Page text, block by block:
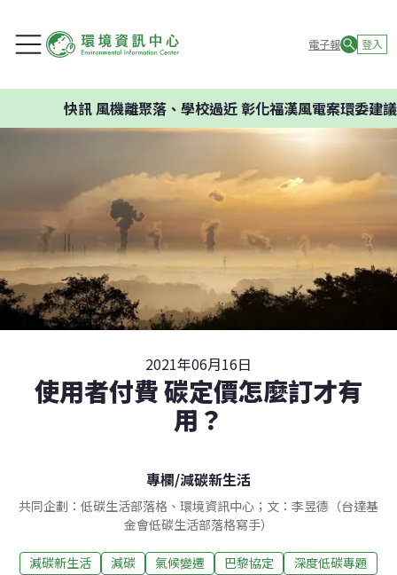
電子報 登入
風機離聚落、學校過近 彰化福漢風電案環委建議不應
2021年06月16日
使用者付費 碳定價怎麼訂才有
用？
專欄/減碳新生活
共同企劃：低碳生活部落格、環境資訊中心；文：李昱德（台達基
金會低碳生活部落格寫手）
減碳新生活 減碳 氣候變遷 巴黎協定
深度低碳專題